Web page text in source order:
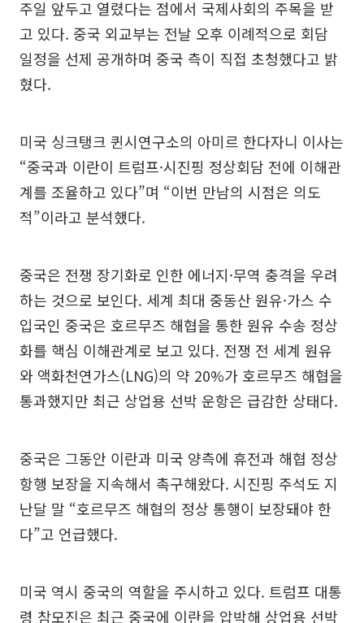
주일 앞두고 열렸다는 점에서 국제사회의 주목을 받
고 있다. 중국 외교부는 전날 오후 이례적으로 회담
일정을 선제 공개하며 중국 측이 직접 초청했다고 밝
혔다.
미국 싱크탱크 퀸시연구소의 아미르 한다자니 이사는
“중국과 이란이 트럼프·시진핑 정상회담 전에 이해관
계를 조율하고 있다”며 “이번 만남의 시점은 의도
적”이라고 분석했다.
중국은 전쟁 장기화로 인한 에너지·무역 충격을 우려
하는 것으로 보인다. 세계 최대 중동산 원유·가스 수
입국인 중국은 호르무즈 해협을 통한 원유 수송 정상
화를 핵심 이해관계로 보고 있다. 전쟁 전 세계 원유
와 액화천연가스(LNG)의 약 20%가 호르무즈 해협을
통과했지만 최근 상업용 선박 운항은 급감한 상태다.
중국은 그동안 이란과 미국 양측에 휴전과 해협 정상
항행 보장을 지속해서 촉구해왔다. 시진핑 주석도 지
난달 말 “호르무즈 해협의 정상 통행이 보장돼야 한
다”고 언급했다.
미국 역시 중국의 역할을 주시하고 있다. 트럼프 대통
령 참모진은 최근 중국에 이란을 압박해 상업용 선박